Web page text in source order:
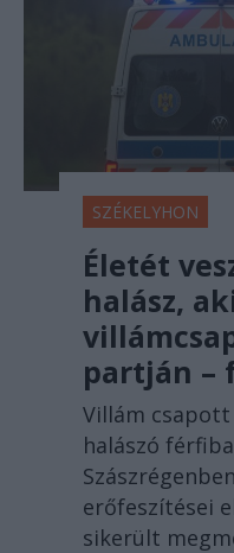
SZÉKELYHON
Életét
halász,
partján –
Villám
halászó
erőfeszítései
sikerült